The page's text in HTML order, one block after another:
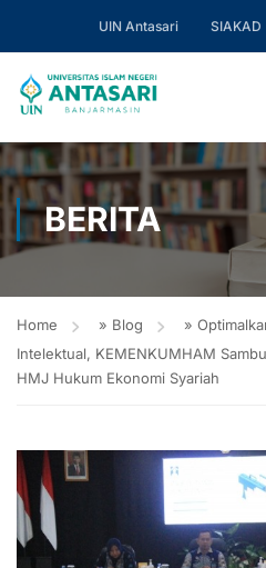
UIN Antasari SIAKAD
BERITA
Home » Blog »
Intelektual, KEMENKUMHAM
HMJ Hukum Ekonomi Syariah